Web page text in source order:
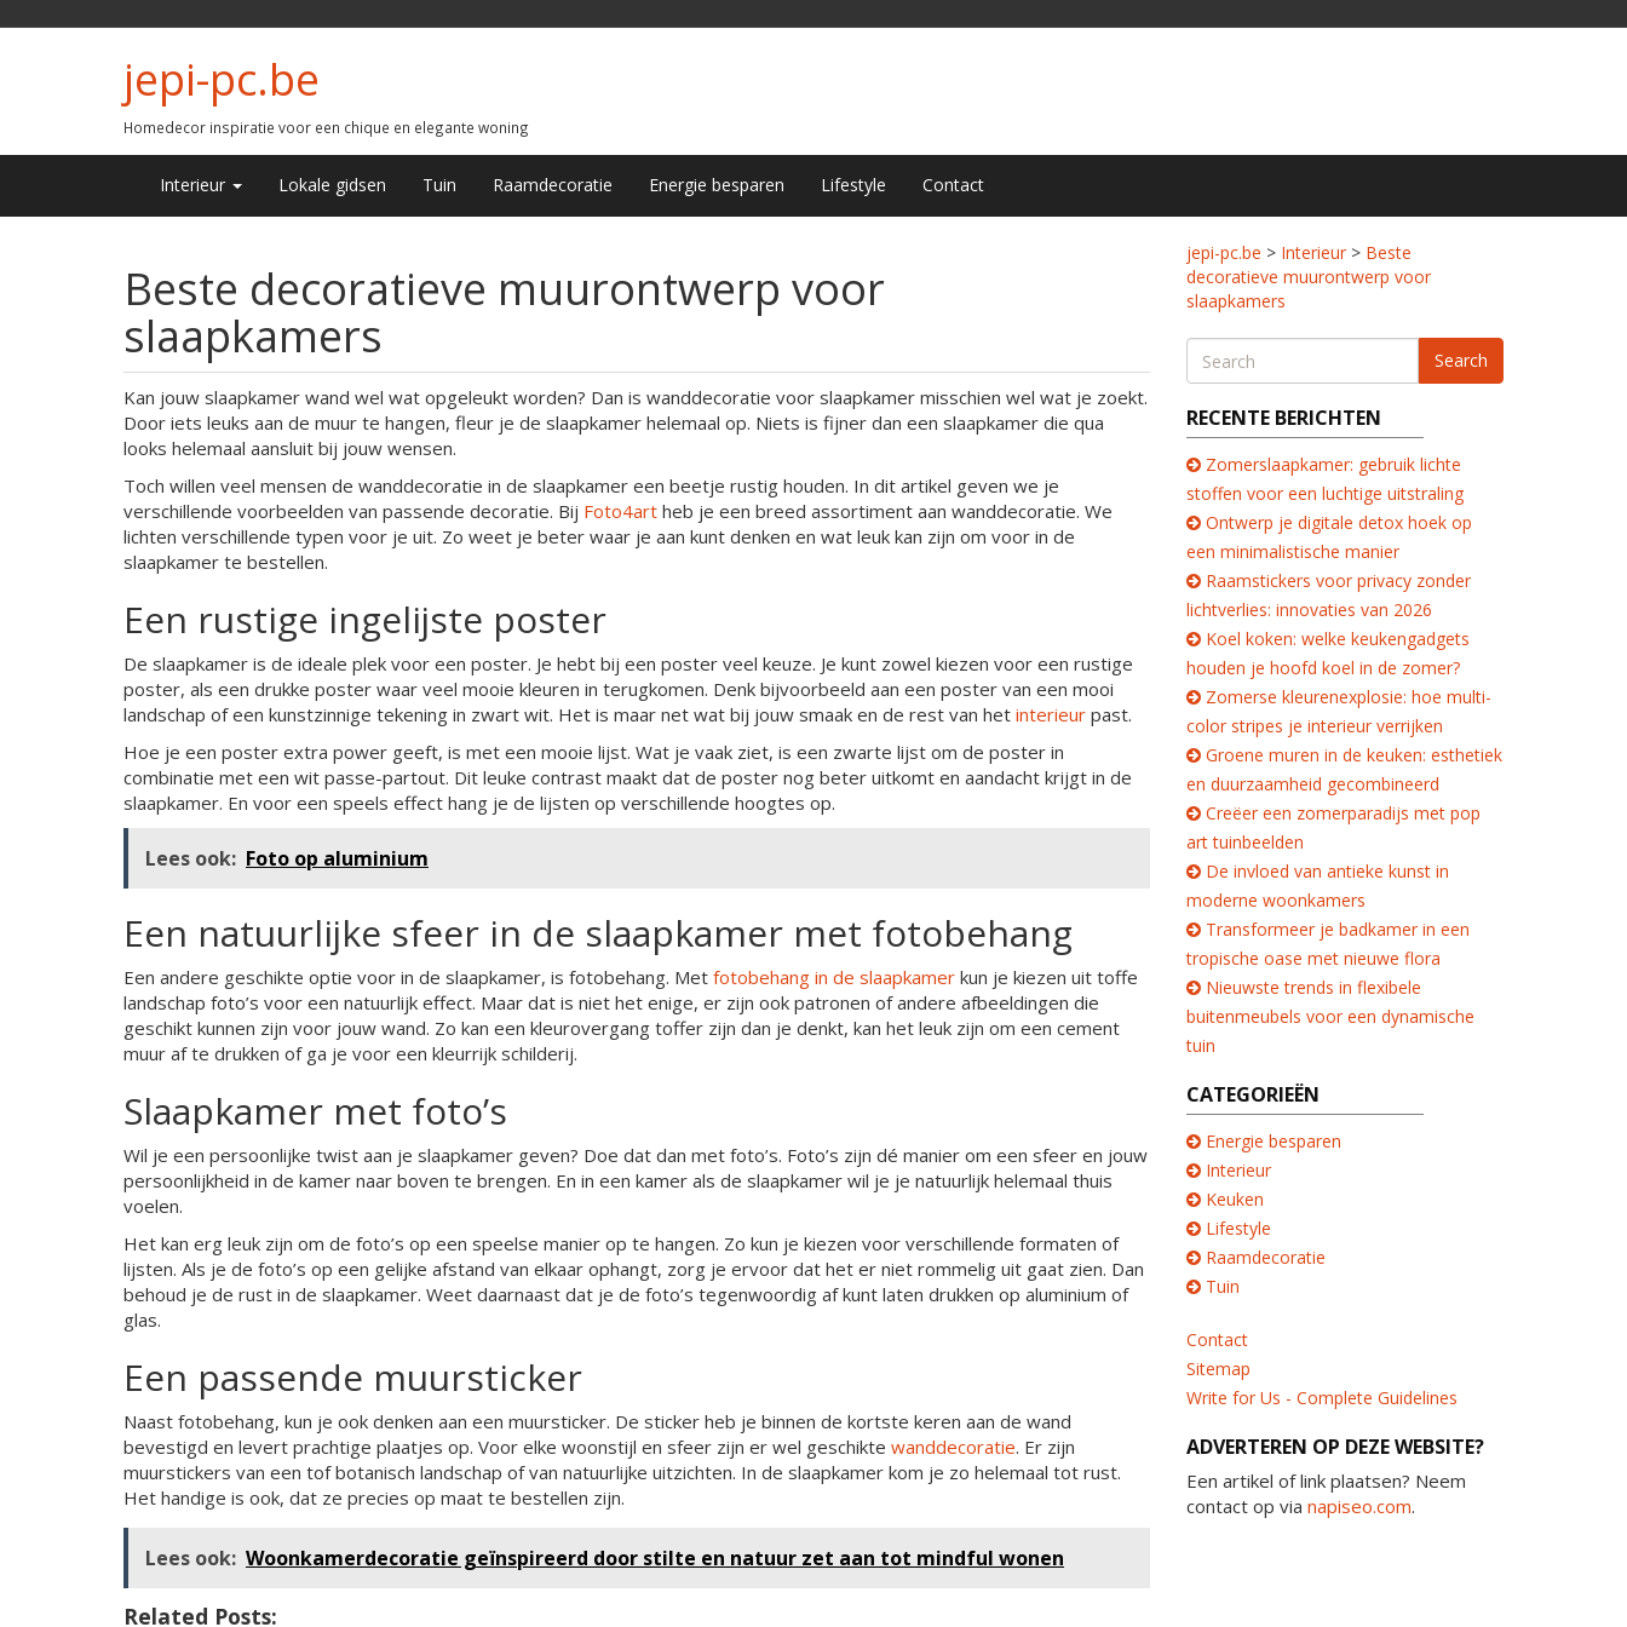
jepi-pc.be
Homedecor inspiratie voor een chique en elegante woning
Interieur Lokale gidsen Tuin Raamdecoratie Energie besparen Lifestyle Contact
Beste decoratieve muurontwerp voor
slaapkamers
Kan jouw slaapkamer wand wel wat opgeleukt worden? Dan is wanddecoratie voor slaapkamer misschien wel wat je zoekt.
Door iets leuks aan de muur te hangen, fleur je de slaapkamer helemaal op. Niets is fijner dan een slaapkamer die qua
looks helemaal aansluit bij jouw wensen.
Toch willen veel mensen de wanddecoratie in de slaapkamer een beetje rustig houden. In dit artikel geven we je
verschillende voorbeelden van passende decoratie. Bij Foto4art heb je een breed assortiment aan wanddecoratie. We
lichten verschillende typen voor je uit. Zo weet je beter waar je aan kunt denken en wat leuk kan zijn om voor in de
slaapkamer te bestellen.
Een rustige ingelijste poster
De slaapkamer is de ideale plek voor een poster. Je hebt bij een poster veel keuze. Je kunt zowel kiezen voor een rustige
poster, als een drukke poster waar veel mooie kleuren in terugkomen. Denk bijvoorbeeld aan een poster van een mooi
landschap of een kunstzinnige tekening in zwart wit. Het is maar net wat bij jouw smaak en de rest van het interieur past.
Hoe je een poster extra power geeft, is met een mooie lijst. Wat je vaak ziet, is een zwarte lijst om de poster in
combinatie met een wit passe-partout. Dit leuke contrast maakt dat de poster nog beter uitkomt en aandacht krijgt in de
slaapkamer. En voor een speels effect hang je de lijsten op verschillende hoogtes op.
Lees ook: Foto op aluminium
Een natuurlijke sfeer in de slaapkamer met fotobehang
Een andere geschikte optie voor in de slaapkamer, is fotobehang. Met fotobehang in de slaapkamer kun je kiezen uit toffe
landschap foto’s voor een natuurlijk effect. Maar dat is niet het enige, er zijn ook patronen of andere afbeeldingen die
geschikt kunnen zijn voor jouw wand. Zo kan een kleurovergang toffer zijn dan je denkt, kan het leuk zijn om een cement
muur af te drukken of ga je voor een kleurrijk schilderij.
Slaapkamer met foto’s
Wil je een persoonlijke twist aan je slaapkamer geven? Doe dat dan met foto’s. Foto’s zijn dé manier om een sfeer en jouw
persoonlijkheid in de kamer naar boven te brengen. En in een kamer als de slaapkamer wil je je natuurlijk helemaal thuis
voelen.
Het kan erg leuk zijn om de foto’s op een speelse manier op te hangen. Zo kun je kiezen voor verschillende formaten of
lijsten. Als je de foto’s op een gelijke afstand van elkaar ophangt, zorg je ervoor dat het er niet rommelig uit gaat zien. Dan
behoud je de rust in de slaapkamer. Weet daarnaast dat je de foto’s tegenwoordig af kunt laten drukken op aluminium of
glas.
Een passende muursticker
Naast fotobehang, kun je ook denken aan een muursticker. De sticker heb je binnen de kortste keren aan de wand
bevestigd en levert prachtige plaatjes op. Voor elke woonstijl en sfeer zijn er wel geschikte wanddecoratie. Er zijn
muurstickers van een tof botanisch landschap of van natuurlijke uitzichten. In de slaapkamer kom je zo helemaal tot rust.
Het handige is ook, dat ze precies op maat te bestellen zijn.
Lees ook: Woonkamerdecoratie geïnspireerd door stilte en natuur zet aan tot mindful wonen
Related Posts:
jepi-pc.be > Interieur> Beste
decoratieve muurontwerp voor
slaapkamers
Search
RECENTE BERICHTEN
Zomerslaapkamer: gebruik lichte
stoffen voor een luchtige uitstraling
Ontwerp je digitale detox hoek op
een minimalistische manier
Raamstickers voor privacy zonder
lichtverlies: innovaties van 2026
Koel koken: welke keukengadgets
houden je hoofd koel in de zomer?
Zomerse kleurenexplosie: hoe multi-
color stripes je interieur verrijken
Groene muren in de keuken: esthetiek
en duurzaamheid gecombineerd
Creëer een zomerparadijs met pop
art tuinbeelden
De invloed van antieke kunst in
moderne woonkamers
Transformeer je badkamer in een
tropische oase met nieuwe flora
Nieuwste trends in flexibele
buitenmeubels voor een dynamische
tuin
CATEGORIEËN
Energie besparen
Interieur
Keuken
Lifestyle
Raamdecoratie
Tuin
Contact
Sitemap
Write for Us - Complete Guidelines
ADVERTEREN OP DEZE WEBSITE?
Een artikel of link plaatsen? Neem
contact op via napiseo.com.